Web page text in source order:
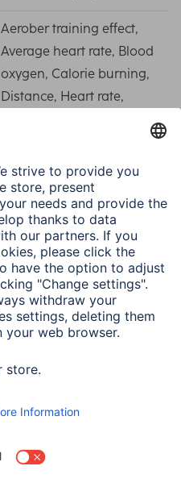
Aerober training effect,
Average heart rate, Blood
oxygen, Calorie burning,
Distance, Heart rate,
rate category, Heart rates
variability (HRV), Max.
oxygen intake (VO2max),
Pedometer,
Recommended recovery
time, SWOLF, Sleep score
and stages of sleep,
Speed, Stress, Tempo,
Training time